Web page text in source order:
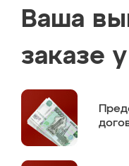
Ваша
заказе